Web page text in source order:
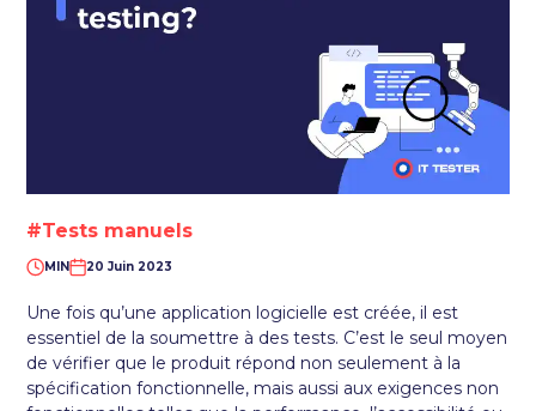
#Tests manuels
MIN 20 Juin 2023
Une fois qu’une application logicielle est créée, il est
essentiel de la soumettre à des tests. C’est le seul moyen
de vérifier que le produit répond non seulement à la
spécification fonctionnelle, mais aussi aux exigences non